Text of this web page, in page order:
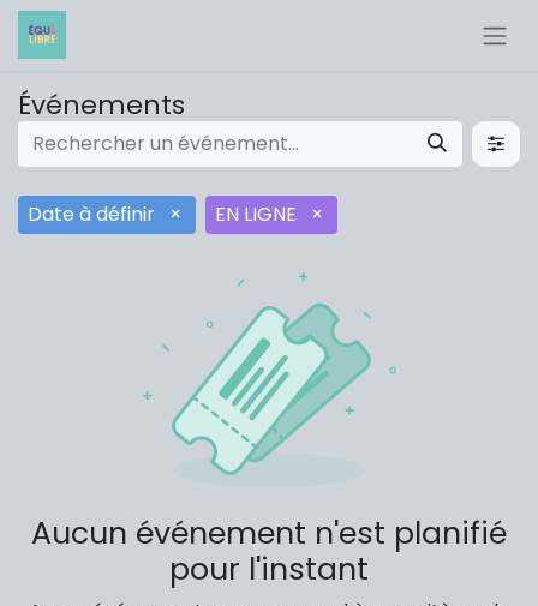
Événements
Date à définir × EN LIGNE ×
Aucun événement n'est planifié
pour l'instant